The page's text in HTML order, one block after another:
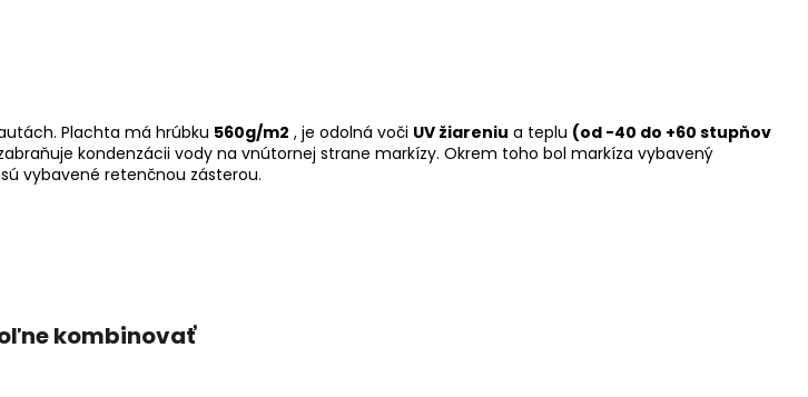
Plachta má hrúbku 560g/m2 , je odolná voči UV žiareniu a teplu (od -40 do +60 stupňov
kondenzácii vody na vnútornej strane markízy. Okrem toho bol markíza vybavený
vybavené retenčnou zásterou.
kombinovať